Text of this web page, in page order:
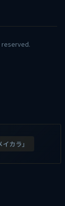
reserved.
カラ」